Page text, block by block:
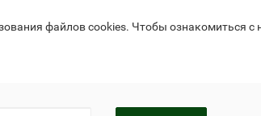
файлов cookies. Чтобы ознакомиться